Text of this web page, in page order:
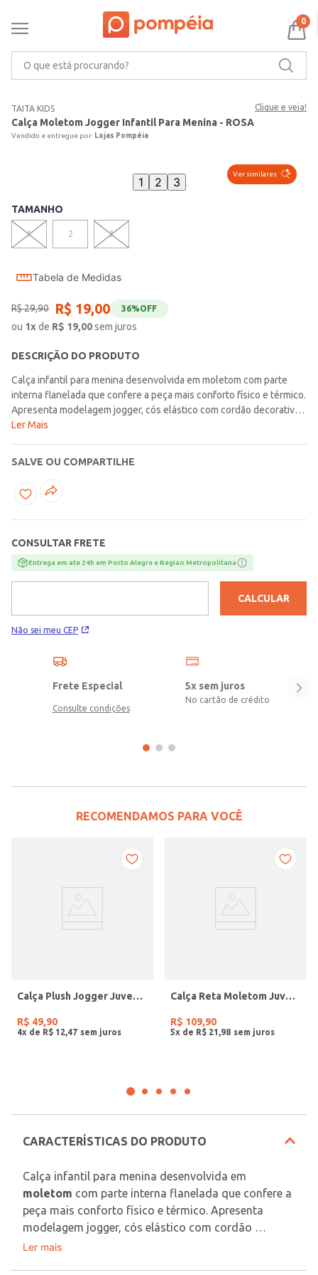
0
TAITA KIDS Clique e veja!
Calça Moletom Jogger Infantil Para Menina - ROSA
Lojas Pompéia
Ver similares
1 2 3
TAMANHO
1 2 3
Tabela de Medidas
R$29,90 R$ 19,00 36%OFF
ou 1xde R$ 19,00sem juros
DESCRIÇÃO DO PRODUTO
Calça infantil para menina desenvolvida em moletom com parte
interna flanelada que confere a peça mais conforto físico e térmico.
Apresenta modelagem jogger, cós elástico com cordão decorativo
e barra com acabamento em punho elástico. O seu diferencial fica
lazer das pequenas!\n\nTecido: Moletom\nComposição: 100%
Ler Mais
SALVE OU COMPARTILHE
CONSULTAR FRETE
Entrega em ate 24h em Porto Alegre e Regiao Metropolitana
Não sei meu CEP
CALCULAR
Frete Especial
Consulte condições
5x sem juros
No cartão de crédito
RECOMENDAMOS PARA VOCÊ
Calça Plush Jogger Juvenil Para Menina - PRETO
R$ 49,90
4x de R$ 12 47
Calça Reta Moletom Juvenil Para Menina - MARROM
R$ 109,90
5x de R$ 21 98
CARACTERÍSTICAS DO PRODUTO
moletom com parte interna flanelada que confere a
peça mais conforto físico e térmico. Apresenta
modelagem jogger, cós elástico com cordão
decorativo e barra com acabamento em punho
Tecido: Moletom
Ler mais